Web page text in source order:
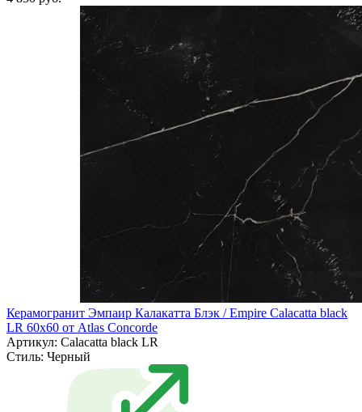
Керамогранит Эмпаир Калакатта Блэк / Empire Calacatta black
LR 60x60 от Atlas Concorde
Артикул: Calacatta black LR
Стиль: Черный